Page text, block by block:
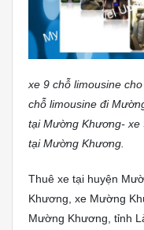
xe 9 chỗ limousine
chỗ limousine đi
tại Mường Khương- xe
tại Mường Khương.
Thuê xe tại huyện
Khương, xe Mường
Mường Khương, tỉnh